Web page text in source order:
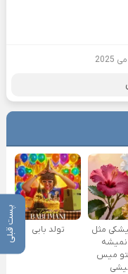
پست قبلی
مثل
میس
تولد بابی